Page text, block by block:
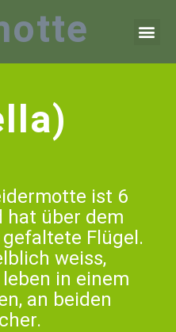
ist 6
hat über dem
Flügel.
weiss,
in einem
an beiden